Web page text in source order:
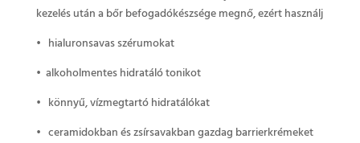
kezelés után a bőr befogadókészsége megnő, ezért használj
• hialuronsavas szérumokat
• alkoholmentes hidratáló tonikot
• könnyű, vízmegtartó hidratálókat
• ceramidokban és zsírsavakban gazdag barrierkrémeket